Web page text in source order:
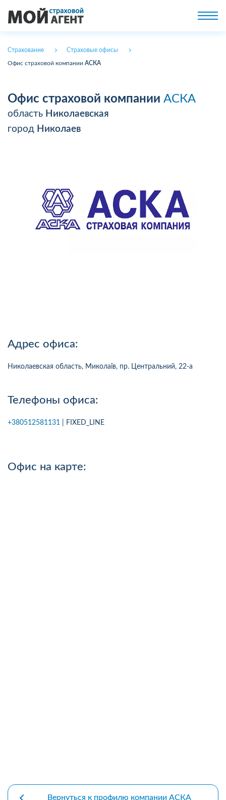
Страхование Страховые офисы
Офис страховой компании АСКА
Офис страховой компании АСКА
область Николаевская
город Николаев
Адрес офиса:
Николаевская область, Миколаїв, пр. Центральний, 22-а
Телефоны офиса:
+380512581131 | FIXED_LINE
Офис на карте:
Вернуться к профилю компании АСКА